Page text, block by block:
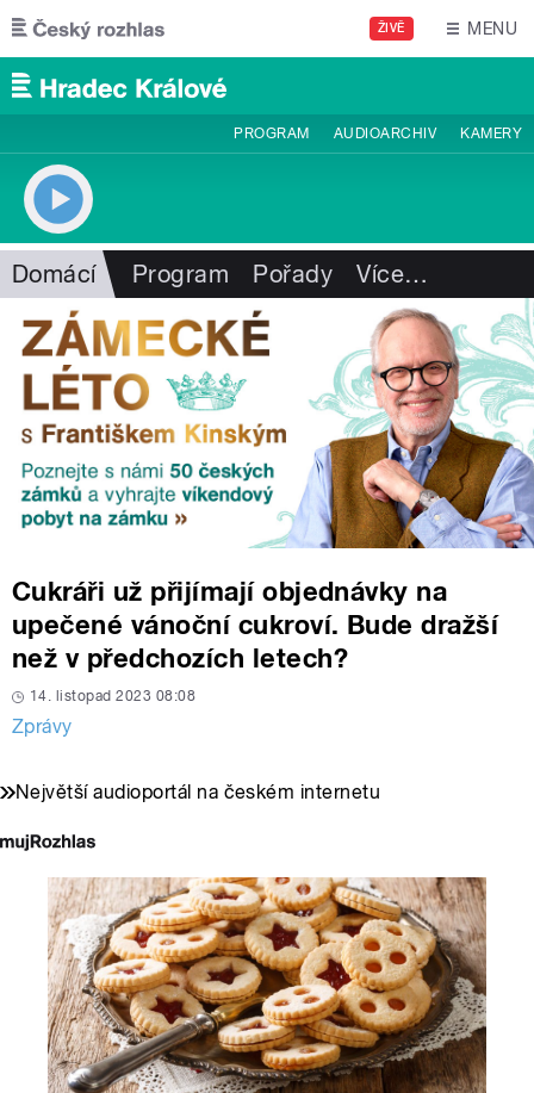
Přejít k hlavnímu obsahu
ŽIVĚ MENU
PROGRAM AUDIOARCHIV KAMERY
Domácí Program Pořady Více…
Cukráři už přijímají objednávky na
upečené vánoční cukroví. Bude dražší
než v předchozích letech?
14. listopad 2023 08:08
Zprávy
Největší audioportál na českém internetu